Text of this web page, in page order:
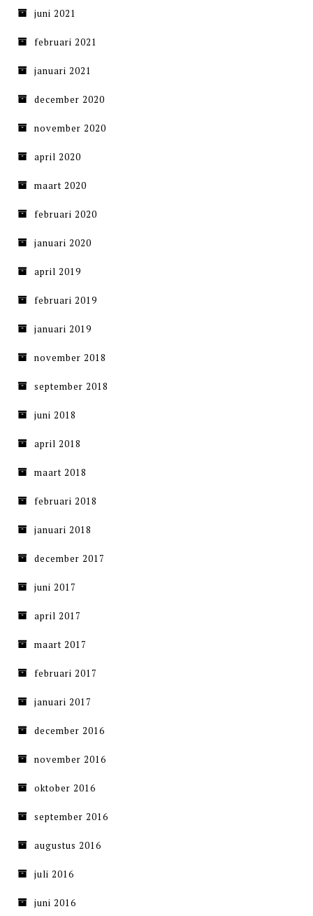
juni 2021
februari 2021
januari 2021
december 2020
november 2020
april 2020
maart 2020
februari 2020
januari 2020
april 2019
februari 2019
januari 2019
november 2018
september 2018
juni 2018
april 2018
maart 2018
februari 2018
januari 2018
december 2017
juni 2017
april 2017
maart 2017
februari 2017
januari 2017
december 2016
november 2016
oktober 2016
september 2016
augustus 2016
juli 2016
juni 2016